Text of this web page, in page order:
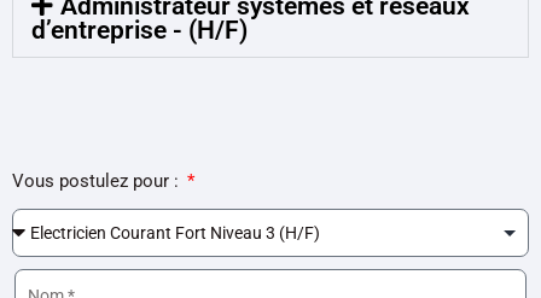
Administrateur systèmes et réseaux
d’entreprise - (H/F)
Vous postulez pour :